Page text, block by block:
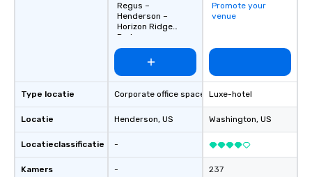
Type locatie
Locatie
Locatieclassificatie
Kamers
Regus –
Henderson –
Horizon Ridge
Parkway
Corporate office space
Henderson, US
-
-
Promote your
venue
Luxe-hotel
Washington, US
237